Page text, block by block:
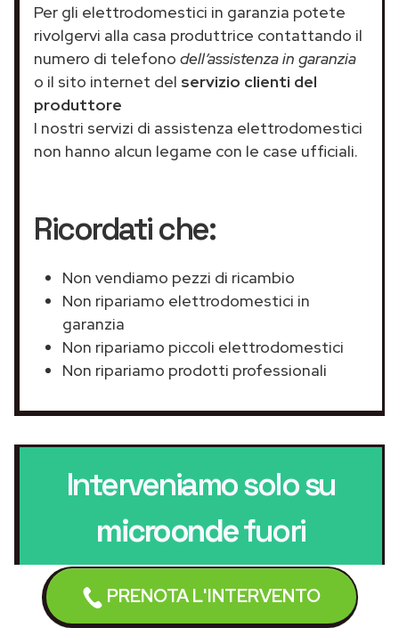
PRENOTA L'INTERVENTO
Per gli elettrodomestici in garanzia potete
rivolgervi alla casa produttrice contattando il
numero di telefono dell’assistenza in garanzia
o il sito internet del servizio clienti del
produttore
I nostri servizi di assistenza elettrodomestici
non hanno alcun legame con le case ufficiali.
Ricordati che:
Non vendiamo pezzi di ricambio
Non ripariamo elettrodomestici in
garanzia
Non ripariamo piccoli elettrodomestici
Non ripariamo prodotti professionali
Interveniamo solo su
microondefuori
garanzia